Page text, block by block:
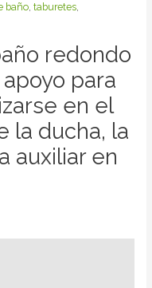
baño,taburetes,
redondo
para
en el
la ducha, la
auxiliar en